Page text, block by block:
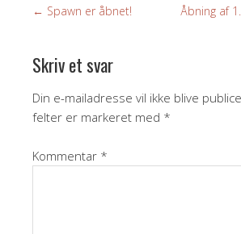
← Spawn er åbnet! Åbning af
Skriv et svar
Din e-mailadresse vil ikke blive
felter er markeret med *
Kommentar *